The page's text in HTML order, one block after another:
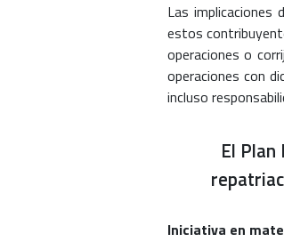
Las
estos
operaciones o
operaciones con
incluso
El
Iniciativa en